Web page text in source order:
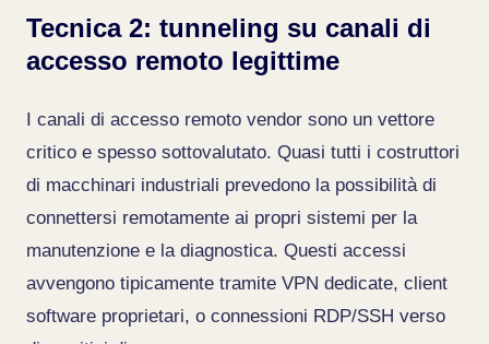
Tecnica 2: tunneling su canali di
accesso remoto legittime
I canali di accesso remoto vendor sono un vettore
critico e spesso sottovalutato. Quasi tutti i costruttori
di macchinari industriali prevedono la possibilità di
connettersi remotamente ai propri sistemi per la
manutenzione e la diagnostica. Questi accessi
avvengono tipicamente tramite VPN dedicate, client
software proprietari, o connessioni RDP/SSH verso